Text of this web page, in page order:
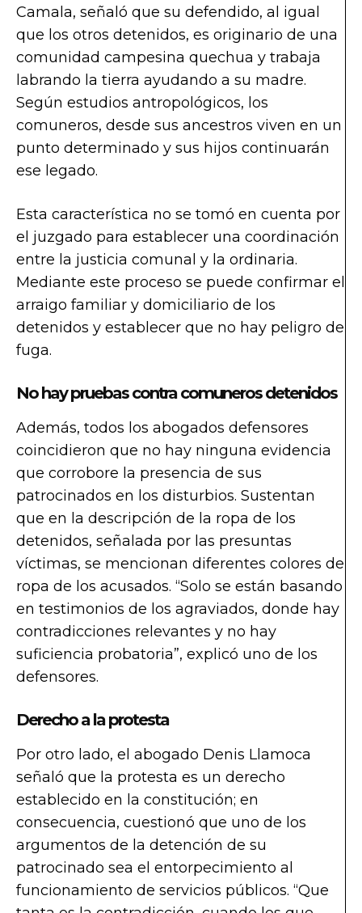
Camala, señaló que su defendido, al igual
que los otros detenidos, es originario de una
comunidad campesina quechua y trabaja
labrando la tierra ayudando a su madre.
Según estudios antropológicos, los
comuneros, desde sus ancestros viven en un
punto determinado y sus hijos continuarán
ese legado.
Esta característica no se tomó en cuenta por
el juzgado para establecer una coordinación
entre la justicia comunal y la ordinaria.
Mediante este proceso se puede confirmar el
arraigo familiar y domiciliario de los
detenidos y establecer que no hay peligro de
fuga.
No hay pruebas contra comuneros detenidos
Además, todos los abogados defensores
coincidieron que no hay ninguna evidencia
que corrobore la presencia de sus
patrocinados en los disturbios. Sustentan
que en la descripción de la ropa de los
detenidos, señalada por las presuntas
víctimas, se mencionan diferentes colores de
ropa de los acusados. “Solo se están basando
en testimonios de los agraviados, donde hay
contradicciones relevantes y no hay
suficiencia probatoria”, explicó uno de los
defensores.
Derecho a la protesta
Por otro lado, el abogado Denis Llamoca
señaló que la protesta es un derecho
establecido en la constitución; en
consecuencia, cuestionó que uno de los
argumentos de la detención de su
patrocinado sea el entorpecimiento al
funcionamiento de servicios públicos. “Que